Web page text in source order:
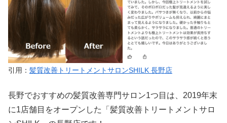
引用： 髪質改善トリートメントサロンSHILK 長野店
長野でおすすめの髪質改善専門サロン1つ目は、2019年末
に1店舗目をオープンした「髪質改善トリートメントサロ